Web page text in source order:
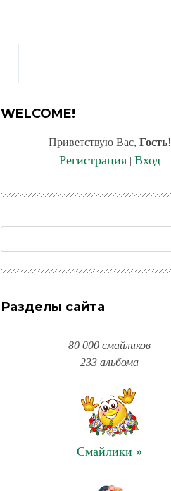
WELCOME!
Приветствую Вас, Гость!
Регистрация| Вход
Разделы сайта
80 000 смайликов
233 альбома
Смайлики »